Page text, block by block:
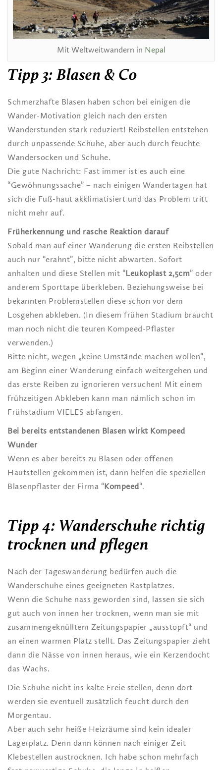
Mit Weltweitwandern in Nepal
Tipp 3: Blasen & Co
Schmerzhafte Blasen haben schon bei einigen die
Wander-Motivation gleich nach den ersten
Wanderstunden stark reduziert! Reibstellen entstehen
durch unpassende Schuhe, aber auch durch feuchte
Wandersocken und Schuhe.
Die gute Nachricht: Fast immer ist es auch eine
“Gewöhnungssache” – nach einigen Wandertagen hat
sich die Fuß-haut akklimatisiert und das Problem tritt
nicht mehr auf.
Früherkennung und rasche Reaktion darauf
Sobald man auf einer Wanderung die ersten Reibstellen
auch nur “erahnt”, bitte nicht abwarten. Sofort
anhalten und diese Stellen mit “Leukoplast 2,5cm” oder
anderem Sporttape überkleben. Beziehungsweise bei
bekannten Problemstellen diese schon vor dem
Losgehen abkleben. (In diesem frühen Stadium braucht
man noch nicht die teuren Kompeed-Pflaster
verwenden.)
Bitte nicht, wegen „keine Umstände machen wollen“,
am Beginn einer Wanderung einfach weitergehen und
das erste Reiben zu ignorieren versuchen! Mit einem
frühzeitigen Abkleben kann man nämlich schon im
Frühstadium VIELES abfangen.
Bei bereits entstandenen Blasen wirkt Kompeed
Wunder
Wenn es aber bereits zu Blasen oder offenen
Hautstellen gekommen ist, dann helfen die speziellen
Blasenpflaster der Firma “Kompeed“.
Tipp 4: Wanderschuhe richtig
trocknen und pflegen
Nach der Tageswanderung bedürfen auch die
Wanderschuhe eines geeigneten Rastplatzes.
Wenn die Schuhe nass geworden sind, lassen sie sich
gut auch von innen her trocknen, wenn man sie mit
zusammengeknülltem Zeitungspapier „ausstopft“ und
an einen warmen Platz stellt. Das Zeitungspapier zieht
dann die Nässe von innen heraus, wie ein Kerzendocht
das Wachs.
Die Schuhe nicht ins kalte Freie stellen, denn dort
werden sie eventuell zusätzlich feucht durch den
Morgentau.
Aber auch sehr heiße Heizräume sind kein idealer
Lagerplatz. Denn dann können nach einiger Zeit
Klebestellen austrocknen. Ich habe schon mehrfach